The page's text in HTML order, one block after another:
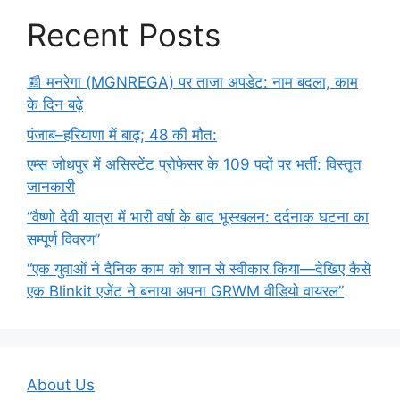
Recent Posts
​📰 मनरेगा (MGNREGA) पर ताजा अपडेट: नाम बदला, काम
के दिन बढ़े
पंजाब–हरियाणा में बाढ़; 48 की मौत:
एम्स जोधपुर में असिस्टेंट प्रोफेसर के 109 पदों पर भर्ती: विस्तृत
जानकारी
“वैष्णो देवी यात्रा में भारी वर्षा के बाद भूस्खलन: दर्दनाक घटना का
सम्पूर्ण विवरण”
“एक युवाओं ने दैनिक काम को शान से स्वीकार किया—देखिए कैसे
एक Blinkit एजेंट ने बनाया अपना GRWM वीडियो वायरल”
About Us